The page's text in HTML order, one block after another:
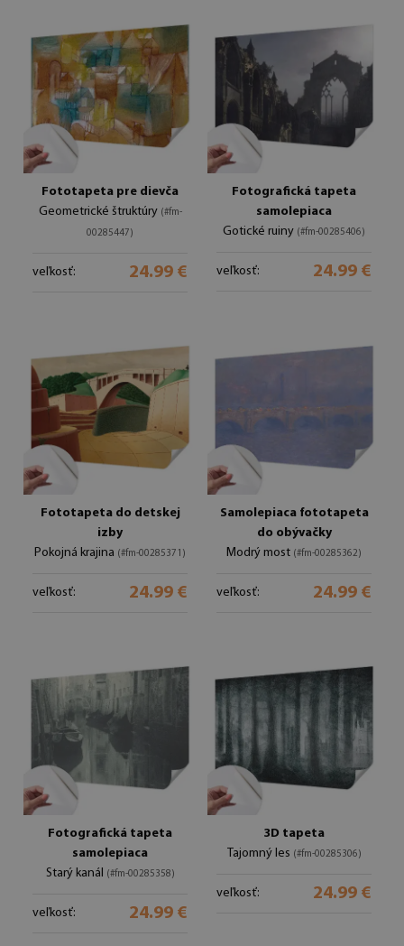
Fototapeta pre dievča
Geometrické štruktúry (#fm-
00285447)
veľkosť: 24.99 €
Fotografická tapeta
samolepiaca
Gotické ruiny (#fm-00285406)
veľkosť: 24.99 €
Fototapeta do detskej
izby
Pokojná krajina (#fm-00285371)
veľkosť: 24.99 €
Samolepiaca fototapeta
do obývačky
Modrý most (#fm-00285362)
veľkosť: 24.99 €
Fotografická tapeta
samolepiaca
Starý kanál (#fm-00285358)
veľkosť: 24.99 €
3D tapeta
Tajomný les (#fm-00285306)
veľkosť: 24.99 €